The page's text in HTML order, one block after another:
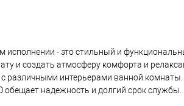
исполнении - это стильный и
и создать атмосферу комфорта и
с различными интерьерами ванной
обещает надежность и долгий срок службы.